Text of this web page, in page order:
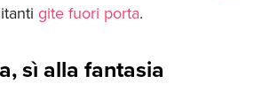
gite fuori porta.
sì alla fantasia